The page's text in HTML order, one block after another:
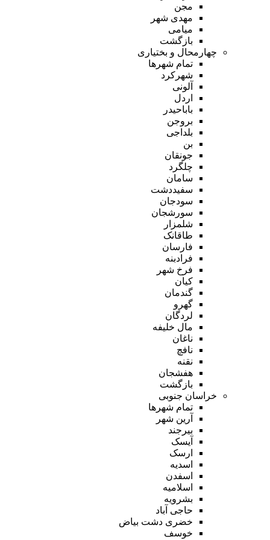
مجن
مهدی شهر
میامی
بازگشت
چهارمحال و بختیاری
تمام شهر‌ها
شهرکرد
آلونی
اردل
باباحیدر
بروجن
بلداجی
بن
جونقان
چلگرد
سامان
سفیددشت
سودجان
سورشجان
شلمزار
طاقانک
فارسان
فرادبنه
فرخ شهر
کیان
گندمان
گهرو
لردگان
مال خلیفه
ناغان
نافچ
نقنه
هفشجان
بازگشت
خراسان جنوبی
تمام شهر‌ها
آرین شهر
بیرجند
آیسک
ارسک
اسدیه
اسفدن
اسلامیه
بشرویه
حاجی آباد
خضری دشت بیاض
خوسف